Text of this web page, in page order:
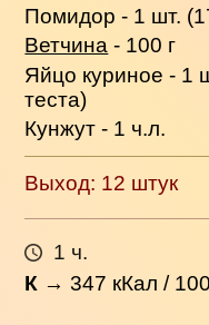
Помидор - 1 шт.
Ветчина - 100 г
Яйцо куриное - 1
теста)
Кунжут - 1 ч.л.
Выход: 12 штук
1 ч.
К →347 кКал /